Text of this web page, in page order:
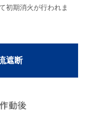
初期消火が行われま
遮断